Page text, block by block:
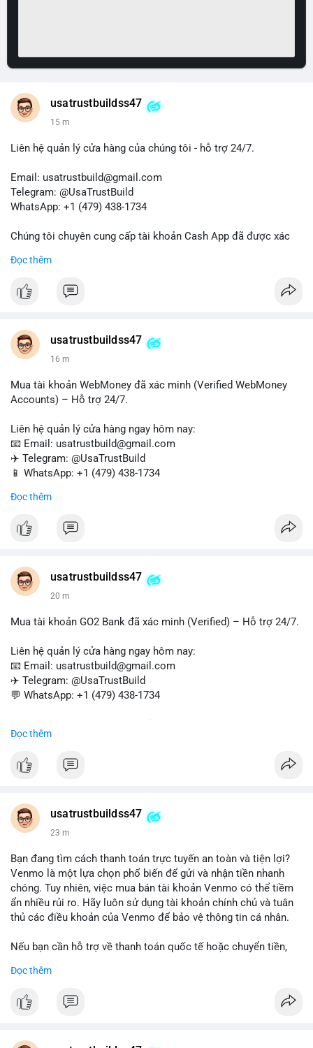
usatrustbuildss47
15 m
Liên hệ quản lý cửa hàng của chúng tôi - hỗ trợ 24/7.
Email: usatrustbuild@gmail.com
Telegram: @UsaTrustBuild
WhatsApp: +1 (479) 438-1734
Chúng tôi chuyên cung cấp tài khoản Cash App đã được xác
marketing, SEO, SMM, chuyển tiền, gửi tiền qua di động, thanh
#buyverifiedcashappaccounts #marketing
#trendingnow
#sendmoney
Đọc thêm
usatrustbuildss47
16 m
Mua tài khoản WebMoney đã xác minh (Verified WebMoney
Accounts) – Hỗ trợ 24/7.
Liên hệ quản lý cửa hàng ngay hôm nay:
📧 Email: usatrustbuild@gmail.com
✈️ Telegram: @UsaTrustBuild
📱 WhatsApp: +1 (479) 438-1734
Tài khoản WebMoney xác minh sẵn sàng – giao dịch nhanh
và chuyển tiền quốc tế.
#verifiedaccounts #onlinepayment
#trustbuild
Đọc thêm
usatrustbuildss47
20 m
Mua tài khoản GO2 Bank đã xác minh (Verified) – Hỗ trợ 24/7.
Liên hệ quản lý cửa hàng ngay hôm nay:
📧 Email: usatrustbuild@gmail.com
✈️ Telegram: @UsaTrustBuild
💬 WhatsApp: +1 (479) 438-1734
chuyển tiền, mobile deposit và thanh toán USDT.
#buyverifiedgo2bankaccounts
Đọc thêm
usatrustbuildss47
23 m
Bạn đang tìm cách thanh toán trực tuyến an toàn và tiện lợi?
Venmo là một lựa chọn phổ biến để gửi và nhận tiền nhanh
chóng. Tuy nhiên, việc mua bán tài khoản Venmo có thể tiềm
ẩn nhiều rủi ro. Hãy luôn sử dụng tài khoản chính chủ và tuân
thủ các điều khoản của Venmo để bảo vệ thông tin cá nhân.
Nếu bạn cần hỗ trợ về thanh toán quốc tế hoặc chuyển tiền,
cung cấp dịch vụ tư vấn và giải pháp thanh toán trực tuyến an
Đọc thêm